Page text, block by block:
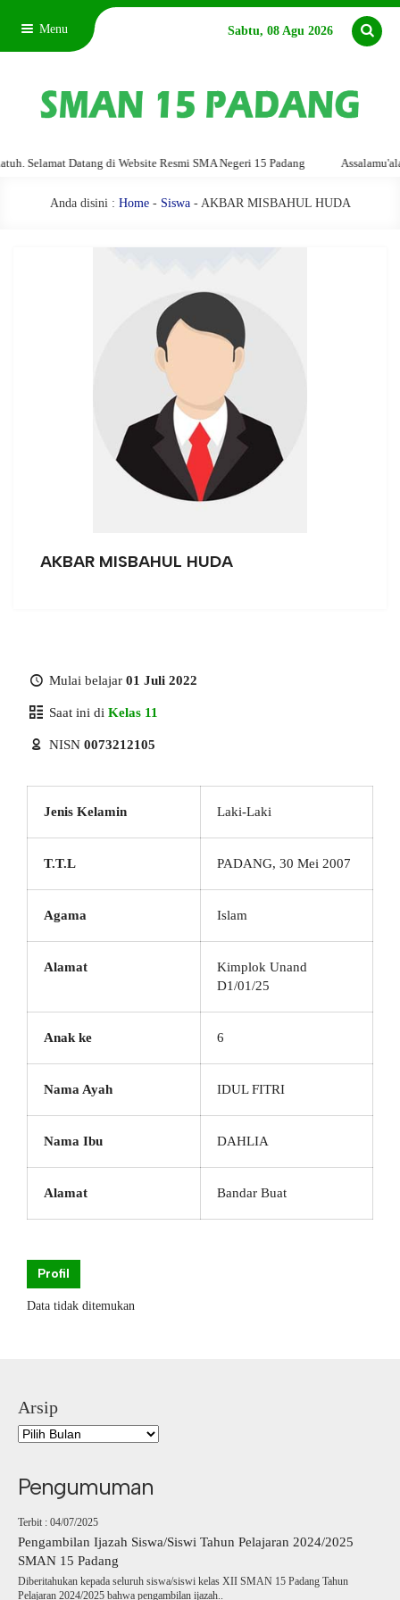
Menu Sabtu, 08 Agu 2026
Datang di Website Resmi SMA Negeri 15 Padang
Anda disini : Home- Siswa- AKBAR MISBAHUL HUDA
AKBAR MISBAHUL HUDA
Mulai belajar 01 Juli 2022
Saat ini di Kelas 11
NISN 0073212105
Jenis Kelamin Laki-Laki
T.T.L PADANG, 30 Mei 2007
Agama Islam
Alamat
Kimplok Unand
D1/01/25
Anak ke 6
Nama Ayah IDUL FITRI
Nama Ibu DAHLIA
Alamat Bandar Buat
Profil
Data tidak ditemukan
Arsip
Pengumuman
Terbit : 04/07/2025
Pengambilan Ijazah Siswa/Siswi Tahun Pelajaran 2024/2025
SMAN 15 Padang
Diberitahukan kepada seluruh siswa/siswi kelas XII SMAN 15 Padang Tahun
Pelajaran 2024/2025 bahwa pengambilan ijazah..